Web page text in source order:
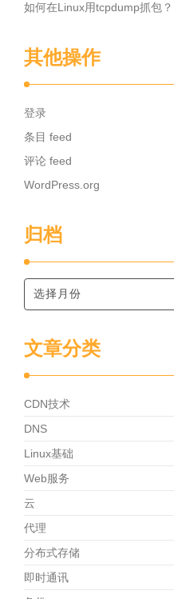
如何在Linux用tcpdump抓包？
其他操作
登录
条目 feed
评论 feed
WordPress.org
归档
文章分类
CDN技术
DNS
Linux基础
Web服务
云
代理
分布式存储
即时通讯